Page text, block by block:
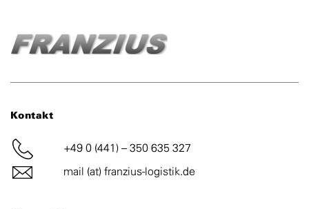
Kontakt
+49 0 (441) – 350 635 327
mail (at) franzius-logistik.de